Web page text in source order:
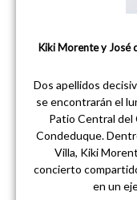
Kiki Morente y José
Dos apellidos
se encontrarán el
Patio Central
Condeduque.
Villa, Kiki
concierto
en un